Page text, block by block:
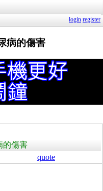
login register
病的傷害
的傷害
quote